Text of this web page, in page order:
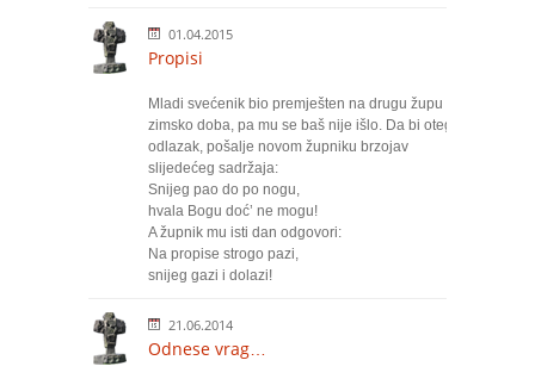
01.04.2015
Propisi
Mladi svećenik bio premješten na drugu župu u
zimsko doba, pa mu se baš nije išlo. Da bi otegao
odlazak, pošalje novom župniku brzojav
slijedećeg sadržaja:
Snijeg pao do po nogu,
hvala Bogu doć’ ne mogu!
A župnik mu isti dan odgovori:
Na propise strogo pazi,
snijeg gazi i dolazi!
21.06.2014
Odnese vrag…